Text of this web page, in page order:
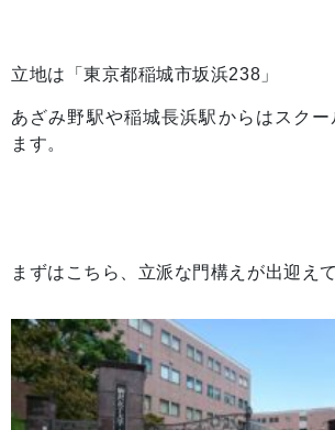
立地は「東京都稲城市坂浜238」
あざみ野駅や稲城長浜駅からはスクー
ます。
まずはこちら、立派な門構えが出迎え